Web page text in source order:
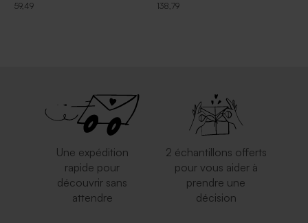
59,49 138,79
Une expédition
rapide pour
découvrir sans
attendre
2 échantillons offerts
pour vous aider à
prendre une
décision